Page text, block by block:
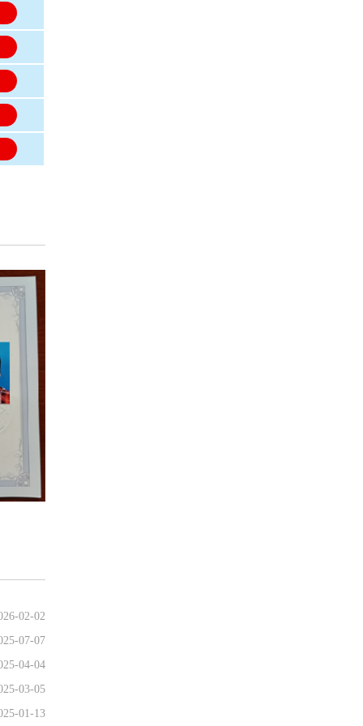
02-02
07-07
04-04
03-05
01-13